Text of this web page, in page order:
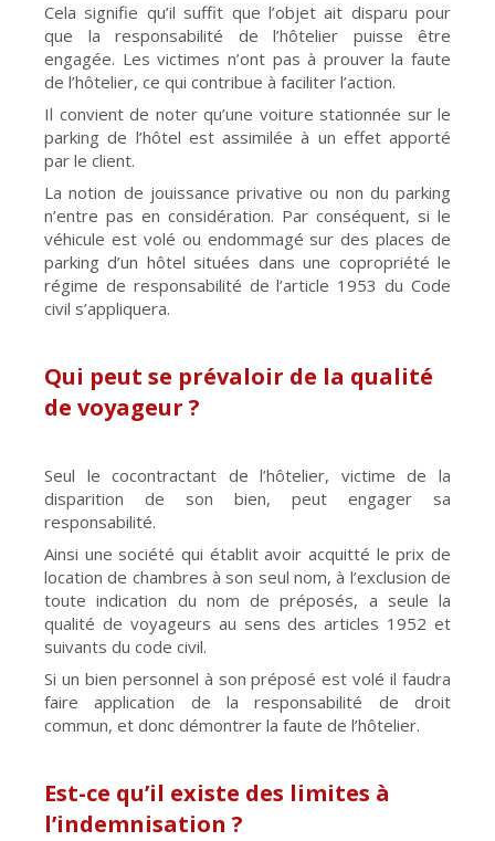
Cela signifie qu’il suffit que l’objet ait disparu pour
que la responsabilité de l’hôtelier puisse être
engagée. Les victimes n’ont pas à prouver la faute
de l’hôtelier, ce qui contribue à faciliter l’action.
Il convient de noter qu’une voiture stationnée sur le
parking de l’hôtel est assimilée à un effet apporté
par le client.
La notion de jouissance privative ou non du parking
n’entre pas en considération. Par conséquent, si le
véhicule est volé ou endommagé sur des places de
parking d’un hôtel situées dans une copropriété le
régime de responsabilité de l’article 1953 du Code
civil s’appliquera.
Qui peut se prévaloir de la qualité
de voyageur ?
Seul le cocontractant de l’hôtelier, victime de la
disparition de son bien, peut engager sa
responsabilité.
Ainsi une société qui établit avoir acquitté le prix de
location de chambres à son seul nom, à l’exclusion de
toute indication du nom de préposés, a seule la
qualité de voyageurs au sens des articles 1952 et
suivants du code civil.
Si un bien personnel à son préposé est volé il faudra
faire application de la responsabilité de droit
commun, et donc démontrer la faute de l’hôtelier.
Est-ce qu’il existe des limites à
l’indemnisation ?